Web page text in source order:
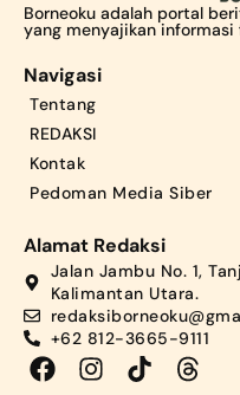
Borneoku adalah portal
yang menyajikan
Navigasi
Tentang
REDAKSI
Kontak
Pedoman Media Siber
Alamat Redaksi
Jalan Jambu No. 1,
Kalimantan Utara.
+62 812-3665-9111